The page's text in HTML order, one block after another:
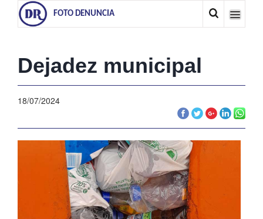
FOTO DENUNCIA
Dejadez municipal
18/07/2024